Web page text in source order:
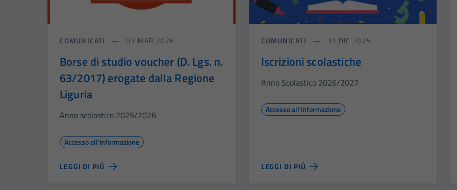
COMUNICATI 03 MAR 2026
Borse di studio voucher (D. Lgs. n.
63/2017) erogate dalla Regione
Liguria
Anno scolastico 2025/2026
Accesso all'informazione
LEGGI DI PIÙ
COMUNICATI 31 DIC 2025
Iscrizioni scolastiche
Anno Scolastico 2026/2027
Accesso all'informazione
LEGGI DI PIÙ